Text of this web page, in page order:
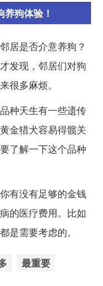
狗体验！
居是否介意养狗？
发现，邻居们对狗
很多麻烦。
种天生有一些遗传
金猎犬容易得髋关
了解一下这个品种
有没有足够的金钱
的医疗费用。比如
是需要考虑的。
最重要